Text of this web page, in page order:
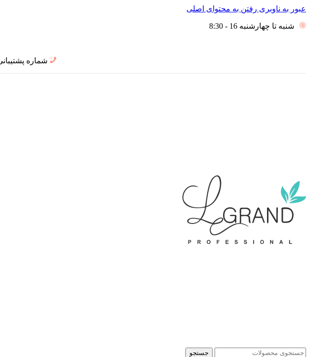
عبور به ناوبری رفتن به محتوای اصلی
شنبه تا چهارشنبه 16 - 8:30
شماره
جستجو